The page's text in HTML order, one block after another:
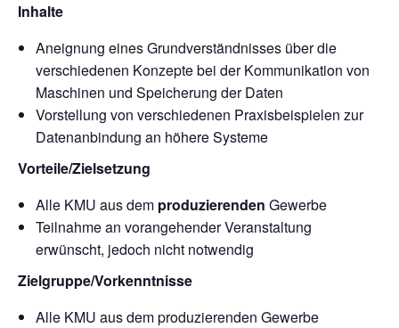
Inhalte
Aneignung eines Grundverständnisses über die
verschiedenen Konzepte bei derKommunikation von
Maschinen und Speicherung der Daten
Vorstellung von verschiedenen Praxisbeispielen zur
Datenanbindung an höhereSysteme
Vorteile/Zielsetzung
Alle KMU aus dem produzierenden Gewerbe
Teilnahme an vorangehender Veranstaltung
erwünscht, jedoch nicht notwendig
Zielgruppe/Vorkenntnisse
Alle KMU aus demproduzierenden Gewerbe